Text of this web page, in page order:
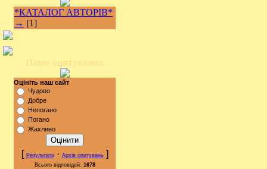
*КАТАЛОГ АВТОРІВ*
→ [1]
Оцініть наш сайт
Чудово
Добре
Непогано
Погано
Жахливо
[ Результати· Архів опитувань]
Всього відповідей: 1678